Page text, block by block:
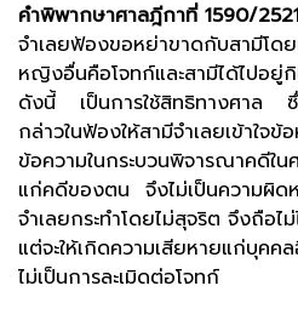
คำพิพากษาศาลฎีกาที่ 1590/
จำเลยฟ้องขอหย่าขาดกับสามีโด
หญิงอื่นคือโจทก์และสามีได้ไปอยู่
ดังนี้ เป็นการใช้สิทธิทางศาล ซึ่
กล่าวในฟ้องให้สามีจำเลยเข้าใจ
ข้อความในกระบวนพิจารณาคดีใน
แก่คดีของตน จึงไม่เป็นความผิด
จำเลยกระทำโดยไม่สุจริต จึงถือไ
แต่จะให้เกิดความเสียหายแก่บุคค
ไม่เป็นการละเมิดต่อโจทก์